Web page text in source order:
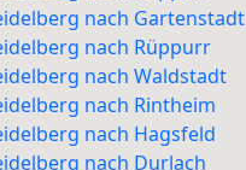
nach Gartenstadt
nach Rüppurr
nach Waldstadt
nach Rintheim
nach Hagsfeld
nach Durlach